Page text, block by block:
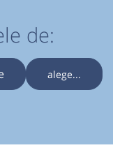
de:
alege...